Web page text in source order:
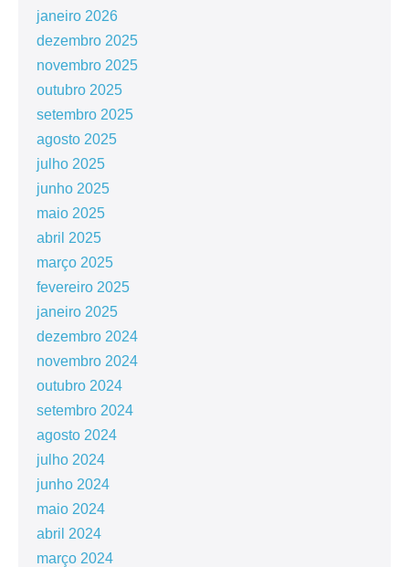
janeiro 2026
dezembro 2025
novembro 2025
outubro 2025
setembro 2025
agosto 2025
julho 2025
junho 2025
maio 2025
abril 2025
março 2025
fevereiro 2025
janeiro 2025
dezembro 2024
novembro 2024
outubro 2024
setembro 2024
agosto 2024
julho 2024
junho 2024
maio 2024
abril 2024
março 2024